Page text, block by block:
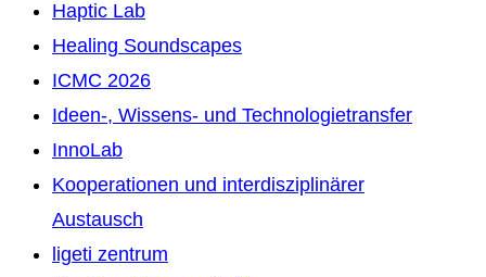
Haptic Lab
Healing Soundscapes
ICMC 2026
Ideen-, Wissens- und Technologietransfer
InnoLab
Kooperationen und interdisziplinärer
Austausch
ligeti zentrum